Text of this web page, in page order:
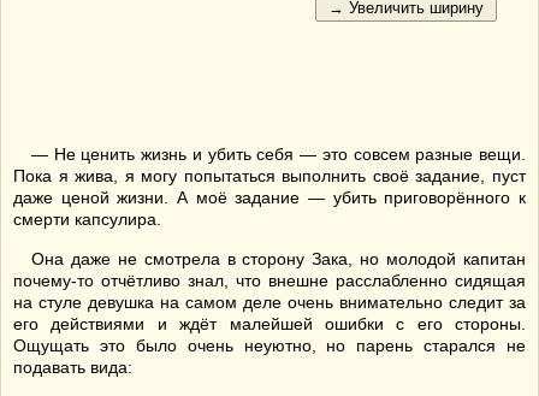
— Не ценить жизнь и убить себя — это совсем разные вещи.
Пока я жива, я могу попытаться выполнить своё задание, пуст
даже ценой жизни. А моё задание — убить приговорённого к
смерти капсулира.
Она даже не смотрела в сторону Зака, но молодой капитан
почему-то отчётливо знал, что внешне расслабленно сидящая
на стуле девушка на самом деле очень внимательно следит за
его действиями и ждёт малейшей ошибки с его стороны.
Ощущать это было очень неуютно, но парень старался не
подавать вида: